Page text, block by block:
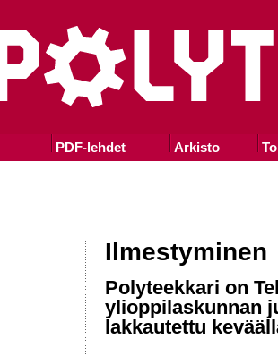
PDF-lehdet Arkisto
Ilmestyminen
Polyteekkari on
ylioppilaskunnan
lakkautettu